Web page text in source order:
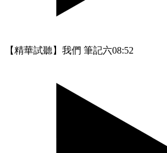
【精華試聽】我們 筆記六08:52